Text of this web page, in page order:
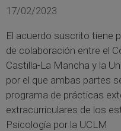
17/02/2023
El acuerdo suscrito tiene
de colaboración entre el
Castilla-La Mancha y la
por el que ambas partes
programa de prácticas
extracurriculares de los
Psicología por la UCLM